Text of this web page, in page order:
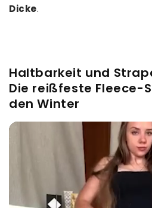
Dicke.
Haltbarkeit und
Die reißfeste Fleece-
den Winter